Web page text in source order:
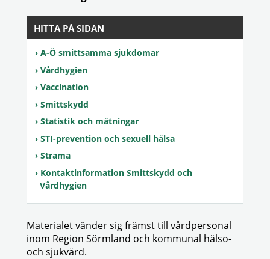
HITTA PÅ SIDAN
A-Ö smittsamma sjukdomar
Vårdhygien
Vaccination
Smittskydd
Statistik och mätningar
STI-prevention och sexuell hälsa
Strama
Kontaktinformation Smittskydd och
Vårdhygien
Materialet vänder sig främst till vårdpersonal
inom Region Sörmland och kommunal hälso-
och sjukvård.